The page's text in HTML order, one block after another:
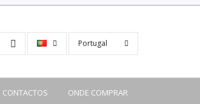
Portugal
CONTACTOS ONDE COMPRAR